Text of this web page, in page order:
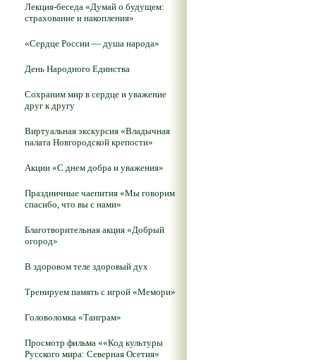
Лекция-беседа «Думай о будущем:
страхование и накопления»
«Сердце России — душа народа»
День Народного Единства
Сохраним мир в сердце и уважение
друг к другу
Виртуальная экскурсия «Владычная
палата Новгородской крепости»
Акции «С днем добра и уважения»
Праздничные чаепития «Мы говорим
спасибо, что вы с нами»
Благотворительная акция «Добрый
огород»
В здоровом теле здоровый дух
Тренируем память с игрой «Мемори»
Головоломка «Танграм»
Просмотр фильма ««Код культуры
Русского мира: Северная Осетия»